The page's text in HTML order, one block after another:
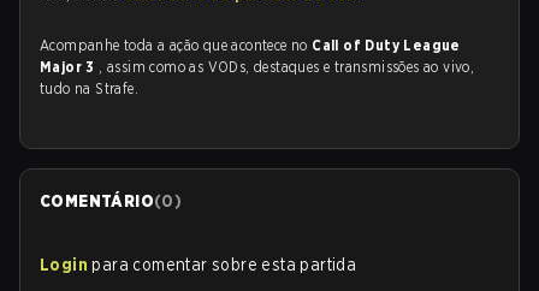
Acompanhe toda a ação que acontece no Call of Duty League
Major 3 , assim como as VODs, destaques e transmissões ao vivo,
tudo na Strafe.
COMENTÁRIO(0)
Login para comentar sobre esta partida